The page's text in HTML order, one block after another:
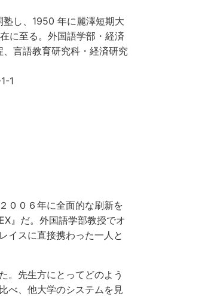
し、1950 年に麗澤短期大
に至る。外国語学部・経済
言語教育研究科・経済研究
1
００６年に全面的な刷新を
』だ。外国語学部教授でオ
イスに直接携わった一人と
。先生方にとってどのよう
べ、他大学のシステムを見